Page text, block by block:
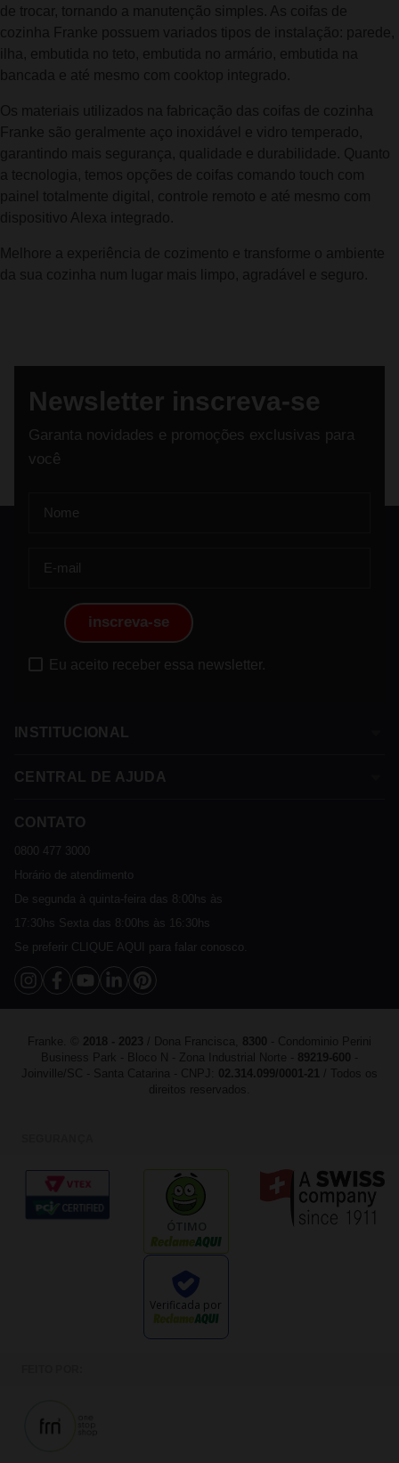
de trocar, tornando a manutenção simples. As coifas de
cozinha Franke possuem variados tipos de instalação: parede,
ilha, embutida no teto, embutida no armário, embutida na
bancada e até mesmo com cooktop integrado.
Os materiais utilizados na fabricação das coifas de cozinha
Franke são geralmente aço inoxidável e vidro temperado,
garantindo mais segurança, qualidade e durabilidade. Quanto
a tecnologia, temos opções de coifas comando touch com
painel totalmente digital, controle remoto e até mesmo com
dispositivo Alexa integrado.
Melhore a experiência de cozimento e transforme o ambiente
da sua cozinha num lugar mais limpo, agradável e seguro.
Newsletter inscreva-se
Garanta novidades e promoções exclusivas para
você
inscreva-se
Eu aceito receber essa newsletter.
INSTITUCIONAL
Sobre a Franke
Política de Privacidade
Sustentável
Cashback
Catálogo Digital Franke 2025 - 2026
CENTRAL DE AJUDA
Assistência Técnica
Política de Trocas e Devoluções
Política de Entrega
Política de Pagamento
FAQ
Vendas Corporativas
Fale Conosco
CONTATO
0800 477 3000
Horário de atendimento
De segunda à quinta-feira das 8:00hs às
17:30hs Sexta das 8:00hs às 16:30hs
Se preferir CLIQUE AQUI para falar conosco.
Franke. © 2018 - 2023 / Dona Francisca, 8300 - Condominio Perini
Business Park - Bloco N - Zona Industrial Norte - 89219-600 -
Joinville/SC - Santa Catarina - CNPJ:
02.314.099/0001-21 / Todos os
direitos reservados.
Verificada por